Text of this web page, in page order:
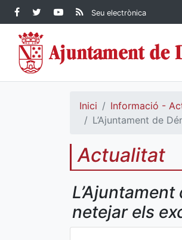
Contingut principal
Facebook Ajuntament de
Dénia
Twitter Ajuntament de
Dénia
YouTube Ajuntament
de Dénia
RSS Actualitat
Ajuntament de
Seu electrònica
Inici
Informació -
L’Ajuntament de
Actualitat
netejar els